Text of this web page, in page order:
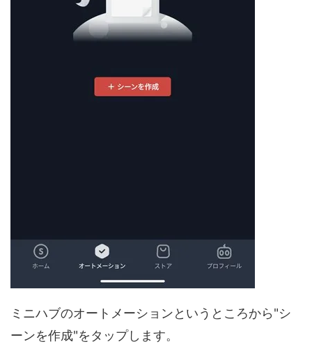
ミニハブのオートメーションというところから"シ
ーンを作成"をタップします。